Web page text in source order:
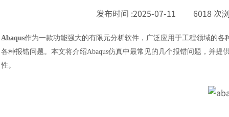
发布时间 :2025-07-11 6018 次
Abaqus作为一款功能强大的有限元分析软件，广泛应用于工程领域的
各种报错问题。本文将介绍Abaqus仿真中最常见的几个报错问题，并
性。